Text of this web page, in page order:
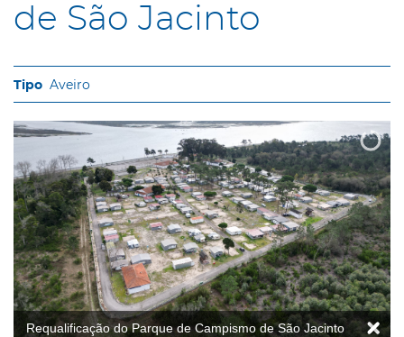
de São Jacinto
Aveiro
Requalificação do Parque de Campismo de São Jacinto